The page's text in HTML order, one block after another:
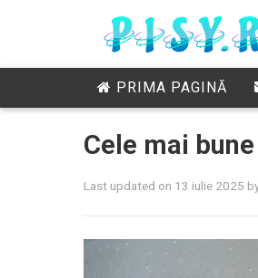
PRIMA PAGINĂ
Cele mai
Last updated on 13 iulie 2025